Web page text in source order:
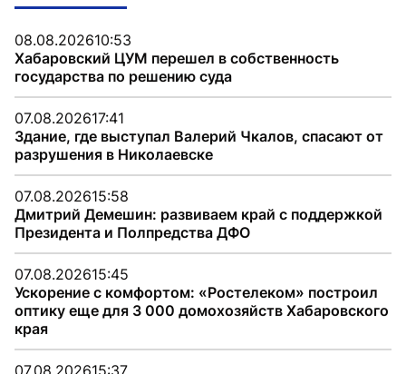
08.08.202610:53
Хабаровский ЦУМ перешел в собственность
государства по решению суда
07.08.202617:41
Здание, где выступал Валерий Чкалов, спасают от
разрушения в Николаевске
07.08.202615:58
Дмитрий Демешин: развиваем край с поддержкой
Президента и Полпредства ДФО
07.08.202615:45
Ускорение с комфортом: «Ростелеком» построил
оптику еще для 3 000 домохозяйств Хабаровского
края
07.08.202615:37